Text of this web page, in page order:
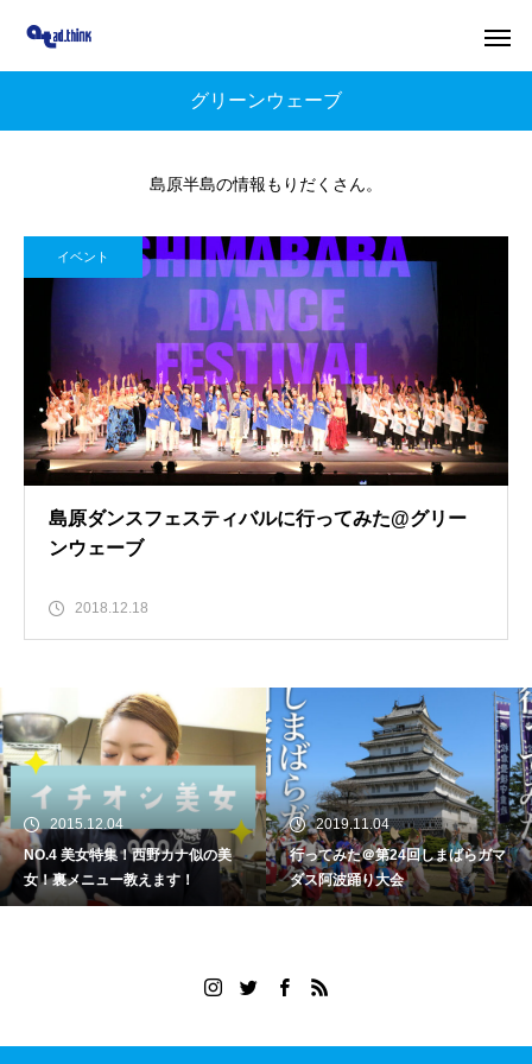
グリーンウェーブ
島原半島の情報もりだくさん。
イベント
島原ダンスフェスティバルに行ってみた@グリー
ンウェーブ
2018.12.18
2015.12.04
NO.4 美女特集！西野カナ似の美
女！裏メニュー教えます！
2019.11.04
行ってみた＠第24回しまばらガマ
ダス阿波踊り大会